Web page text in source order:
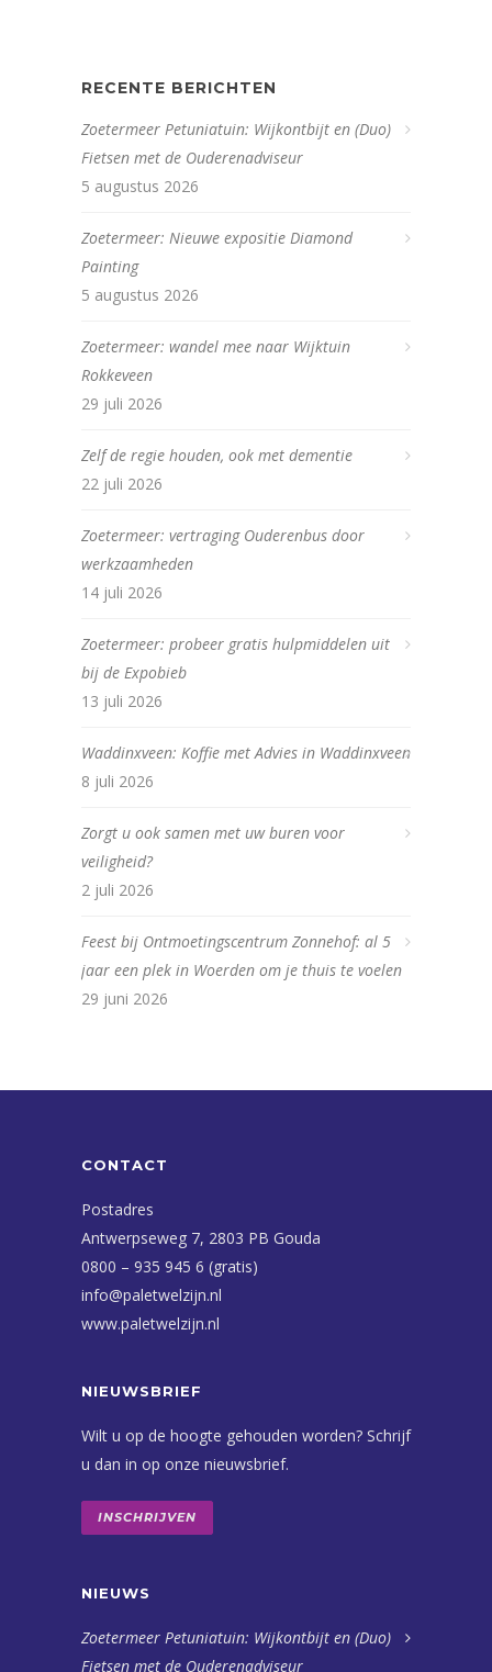
RECENTE BERICHTEN
Zoetermeer Petuniatuin: Wijkontbijt en (Duo)
Fietsen met de Ouderenadviseur
5 augustus 2026
Zoetermeer: Nieuwe expositie Diamond
Painting
5 augustus 2026
Zoetermeer: wandel mee naar Wijktuin
Rokkeveen
29 juli 2026
Zelf de regie houden, ook met dementie
22 juli 2026
Zoetermeer: vertraging Ouderenbus door
werkzaamheden
14 juli 2026
Zoetermeer: probeer gratis hulpmiddelen uit
bij de Expobieb
13 juli 2026
Waddinxveen: Koffie met Advies in Waddinxveen
8 juli 2026
Zorgt u ook samen met uw buren voor
veiligheid?
2 juli 2026
Feest bij Ontmoetingscentrum Zonnehof: al 5
jaar een plek in Woerden om je thuis te voelen
29 juni 2026
CONTACT
Postadres
Antwerpseweg 7, 2803 PB Gouda
0800 – 935 945 6 (gratis)
info@paletwelzijn.nl
www.paletwelzijn.nl
NIEUWSBRIEF
Wilt u op de hoogte gehouden worden? Schrijf
u dan in op onze nieuwsbrief.
INSCHRIJVEN
NIEUWS
Zoetermeer Petuniatuin: Wijkontbijt en (Duo)
Fietsen met de Ouderenadviseur